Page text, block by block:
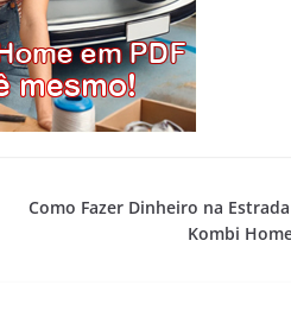
Como Fazer Dinheiro na
Kombi